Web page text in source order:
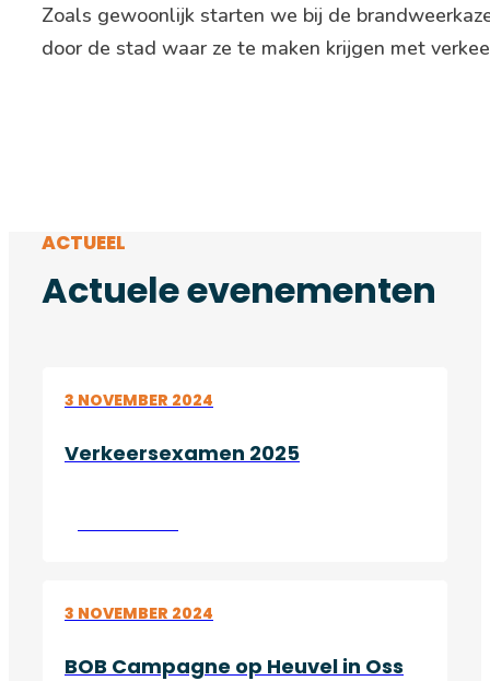
Zoals gewoonlijk starten we bij de
door de stad waar ze te maken krijgen met
ACTUEEL
Actuele evenementen
3 NOVEMBER 2024
Verkeersexamen 2025
3 NOVEMBER 2024
BOB Campagne op Heuvel in Oss